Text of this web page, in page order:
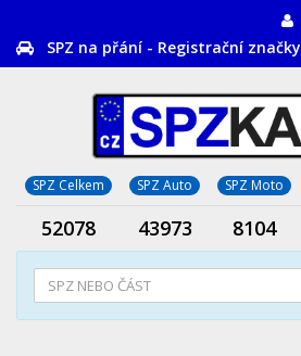
SPZ na přání - Registrační značky
SPZ Celkem SPZ Auto SPZ Moto
52078 43973 8104